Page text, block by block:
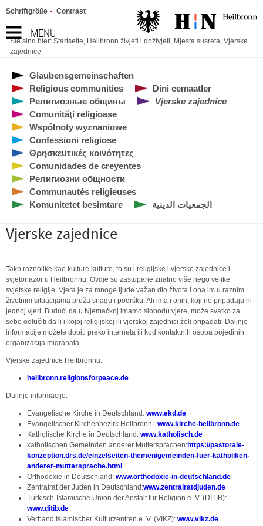
MENU
Schriftgröße Contrast
Sie sind hier: Startseite, Heilbronn živjeti i doživjeti, Mjesta susreta, Vjerske
zajednice
Glaubensgemeinschaften
Religious communities
Dini cemaatler
Религиозные общины
Vjerske zajednice
Comunităţi religioase
Wspólnoty wyznaniowe
Confessioni religiose
Θρησκευτικές κοινότητες
Comunidades de creyentes
Религиозни общности
Communautés religieuses
Komunitetet besimtare
الجمعيات الدينية
Vjerske zajednice
Tako raznolike kao kulture kulture, to su i religijske i vjerske zajednice i
svjetonazor u Heilbronnu. Ovdje su zastupane znatno više nego velike
svjetske religije. Vjera je za mnoge ljude važan dio života i ona im u raznim
životnim situacijama pruža snagu i podršku. Ali ima i onih, koji ne pripadaju ni
jednoj vjeri. Budući da u Njemačkoj imamo slobodu vjere, može svatko za
sebe odlučiti da li i kojoj religijskoj ili vjerskoj zajednici želi pripadati. Daljnje
informacije možete dobiti preko interneta ili kod kontaktnih osoba pojedinih
organizacija migranata.
Vjerske zajednice Heilbronnu:
heilbronn.religionsforpeace.de
Daljnje informacije:
Evangelische Kirche in Deutschland: www.ekd.de
Evangelischer Kirchenbezirk Heilbronn: www.kirche-heilbronn.de
Katholische Kirche in Deutschland: www.katholisch.de
katholischen Gemeinden anderer Muttersprachen:https://pastorale-
konzeption.drs.de/einzelseiten-themen/gemeinden-fuer-katholiken-
anderer-muttersprache.html
Orthodoxie in Deutschland: www.orthodoxie-in-deutschland.de
Zentralrat der Juden in Deutschland:www.zentralratdjuden.de
Türkisch-Islamische Union der Anstalt für Religion e. V. (DITIB):
www.ditib.de
Verband Islamischer Kulturzentren e. V. (VIKZ): www.vikz.de